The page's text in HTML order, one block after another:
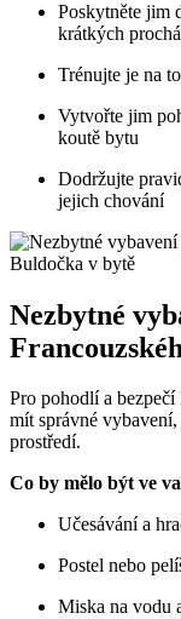
Poskytněte‍ jim
krátkých⁣
Trénujte je na
Vytvořte jim
koutě bytu
Dodržujte
jejich chování
Nezbytné
Pro ⁣pohodlí ​a
mít ​správné
prostředí.
Co by mělo být ve
Učesávání a
Postel nebo
Miska na vodu